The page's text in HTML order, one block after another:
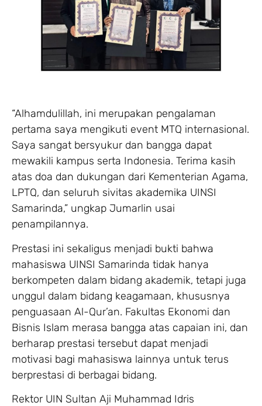
“Alhamdulillah, ini merupakan pengalaman
pertama saya mengikuti event MTQ internasional.
Saya sangat bersyukur dan bangga dapat
mewakili kampus serta Indonesia. Terima kasih
atas doa dan dukungan dari Kementerian Agama,
LPTQ, dan seluruh sivitas akademika UINSI
Samarinda,” ungkap Jumarlin usai
penampilannya.
Prestasi ini sekaligus menjadi bukti bahwa
mahasiswa UINSI Samarinda tidak hanya
berkompeten dalam bidang akademik, tetapi juga
unggul dalam bidang keagamaan, khususnya
penguasaan Al-Qur’an. Fakultas Ekonomi dan
Bisnis Islam merasa bangga atas capaian ini, dan
berharap prestasi tersebut dapat menjadi
motivasi bagi mahasiswa lainnya untuk terus
berprestasi di berbagai bidang.
Rektor UIN Sultan Aji Muhammad Idris